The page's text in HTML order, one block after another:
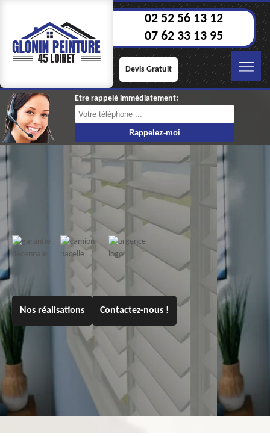
02 52 56 13 12
07 62 33 13 95
Devis Gratuit
Etre rappelé immédiatement:
Nos réalisations Contactez-nous !